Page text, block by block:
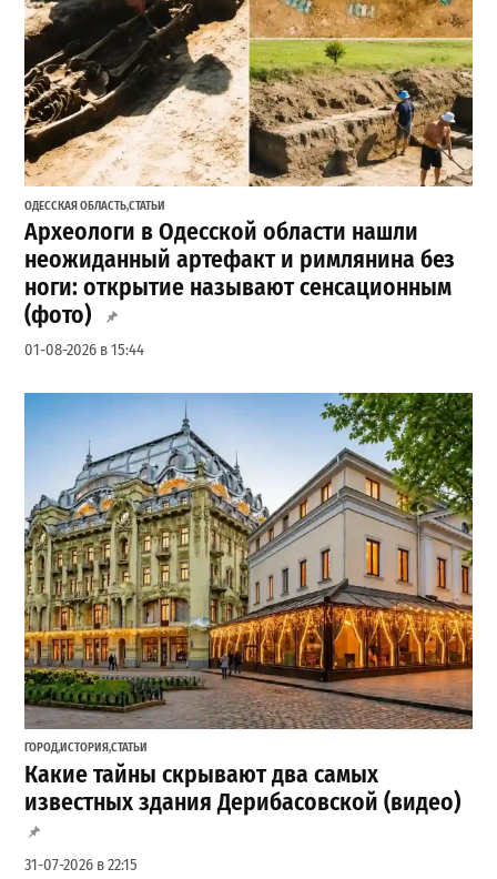
ОДЕССКАЯ ОБЛАСТЬ,СТАТЬИ
Археологи в Одесской области нашли
неожиданный артефакт и римлянина без
ноги: открытие называют сенсационным
(фото)
01-08-2026 в 15:44
ГОРОД,ИСТОРИЯ,СТАТЬИ
Какие тайны скрывают два самых
известных здания Дерибасовской (видео)
31-07-2026 в 22:15